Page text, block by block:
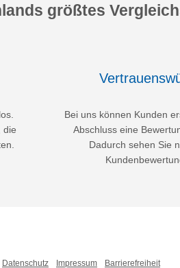
größtes
die
Bei uns können Kunden
Abschluss eine
Dadurch sehen Sie
Datenschutz Impressum Barrierefreiheit